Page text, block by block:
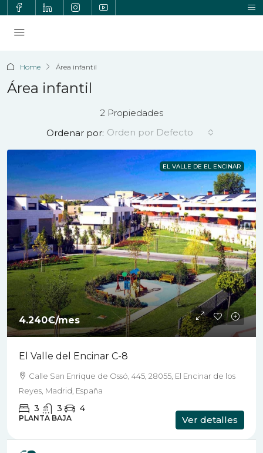
Home Área infantil
Área infantil
2 Propiedades
Ordenar por: Orden por Defecto
EL VALLE DE EL ENCINAR
4.240€/mes
El Valle del Encinar C-8
Calle San Enrique de Ossó, 445, 28055, El Encinar de los
Reyes, Madrid, España
3 3 4
PLANTA BAJA Ver detalles